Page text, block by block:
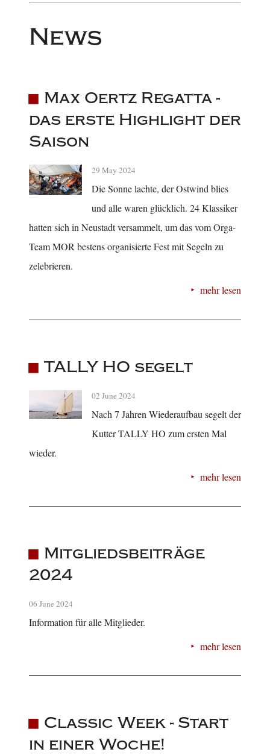
News
Max Oertz Regatta -
das erste Highlight der
Saison
29 May 2024
Die Sonne lachte, der Ostwind blies
und alle waren glücklich. 24 Klassiker
hatten sich in Neustadt versammelt, um das vom Orga-
Team MOR bestens organisierte Fest mit Segeln zu
zelebrieren.
mehr lesen
TALLY HO segelt
02 June 2024
Nach 7 Jahren Wiederaufbau segelt der
Kutter TALLY HO zum ersten Mal
wieder.
mehr lesen
Mitgliedsbeiträge
2024
06 June 2024
Information für alle Mitglieder.
mehr lesen
Classic Week - Start
in einer Woche!